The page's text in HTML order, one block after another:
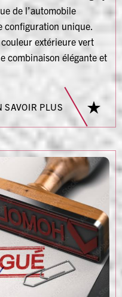
de l’automobile
configuration unique.
extérieure vert
combinaison élégante et
SAVOIR PLUS